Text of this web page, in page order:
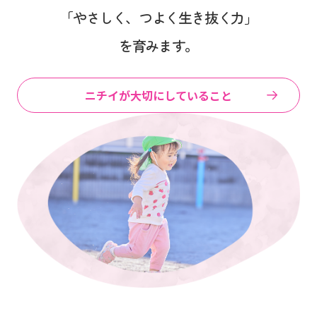
「やさしく、つよく生き抜く力」
を育みます。
ニチイが大切にしていること